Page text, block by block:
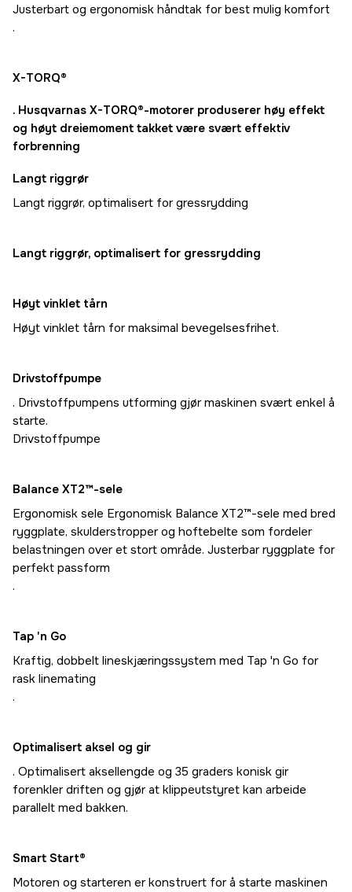
Justerbart og ergonomisk håndtak for best mulig komfort
.
X-TORQ®
. Husqvarnas X-TORQ®-motorer produserer høy effekt
og høyt dreiemoment takket være svært effektiv
forbrenning
Langt riggrør
Langt riggrør, optimalisert for gressrydding
Langt riggrør, optimalisert for gressrydding
Høyt vinklet tårn
Høyt vinklet tårn for maksimal bevegelsesfrihet.
Drivstoffpumpe
. Drivstoffpumpens utforming gjør maskinen svært enkel å
starte.
Drivstoffpumpe
Balance XT2™-sele
Ergonomisk sele Ergonomisk Balance XT2™-sele med bred
ryggplate, skulderstropper og hoftebelte som fordeler
belastningen over et stort område. Justerbar ryggplate for
perfekt passform
.
Tap 'n Go
Kraftig, dobbelt lineskjæringssystem med Tap 'n Go for
rask linemating
.
Optimalisert aksel og gir
. Optimalisert aksellengde og 35 graders konisk gir
forenkler driften og gjør at klippeutstyret kan arbeide
parallelt med bakken.
Smart Start®
Motoren og starteren er konstruert for å starte maskinen